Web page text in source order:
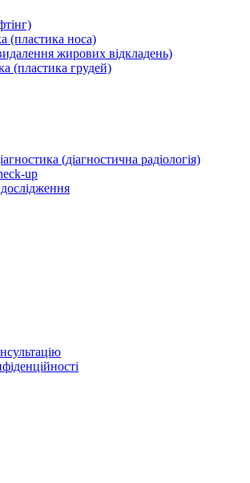
(пластика носа)
жирових відкладень)
(пластика грудей)
(діагностична радіологія)
up